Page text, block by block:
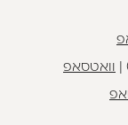
וואטסאפ